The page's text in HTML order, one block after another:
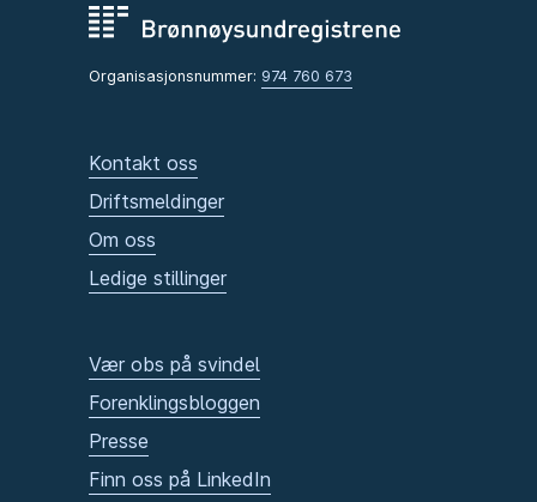
Organisasjonsnummer: 974 760 673
Kontakt oss
Driftsmeldinger
Om oss
Ledige stillinger
Vær obs på svindel
Forenklingsbloggen
Presse
Finn oss på LinkedIn